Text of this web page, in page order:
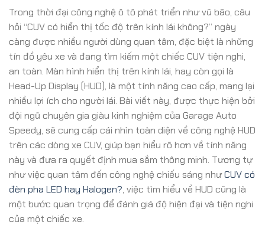
Trong thời đại công nghệ ô tô phát triển như vũ bão, câu
hỏi “CUV có hiển thị tốc độ trên kính lái không?” ngày
càng được nhiều người dùng quan tâm, đặc biệt là những
tín đồ yêu xe và đang tìm kiếm một chiếc CUV tiện nghi,
an toàn. Màn hình hiển thị trên kính lái, hay còn gọi là
Head-Up Display (HUD), là một tính năng cao cấp, mang lại
nhiều lợi ích cho người lái. Bài viết này, được thực hiện bởi
đội ngũ chuyên gia giàu kinh nghiệm của Garage Auto
Speedy, sẽ cung cấp cái nhìn toàn diện về công nghệ HUD
trên các dòng xe CUV, giúp bạn hiểu rõ hơn về tính năng
này và đưa ra quyết định mua sắm thông minh. Tương tự
như việc quan tâm đến công nghệ chiếu sáng nhưCUV có
đèn pha LED hay Halogen?, việc tìm hiểu về HUD cũng là
một bước quan trọng để đánh giá độ hiện đại và tiện nghi
của một chiếc xe.